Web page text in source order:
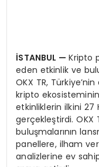
İSTANBUL —Kripto
eden etkinlik ve
OKX TR,
kripto
etkinliklerin ilkini 27
gerçekleştirdi. OKX
buluşmalarının
panellere, ilham
analizlerine ev